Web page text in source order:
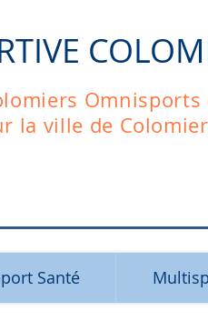
la ville de
Santé